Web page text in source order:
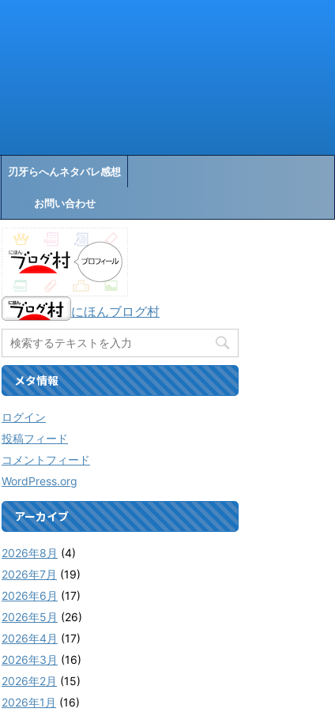
刃牙らへんネタバレ感想
お問い合わせ
にほんブログ村
メタ情報
ログイン
投稿フィード
コメントフィード
WordPress.org
アーカイブ
2026年8月 (4)
2026年7月 (19)
2026年6月 (17)
2026年5月 (26)
2026年4月 (17)
2026年3月 (16)
2026年2月 (15)
2026年1月 (16)